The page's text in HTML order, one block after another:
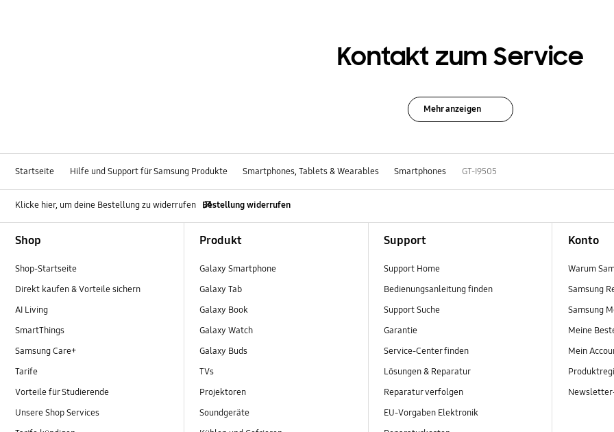
Kontakt zum Service
Mehr anzeigen
Startseite Hilfe und Support für Samsung Produkte Smartphones, Tablets & Wearables Smartphones GT-I9505
Klicke hier, um deine Bestellung zu widerrufen Bestellung widerrufen
Shop
Shop-Startseite
Direkt kaufen & Vorteile sichern
AI Living
SmartThings
Samsung Care+
Tarife
Vorteile für Studierende
Unsere Shop Services
Produkt
Galaxy Smartphone
Galaxy Tab
Galaxy Book
Galaxy Watch
Galaxy Buds
TVs
Projektoren
Soundgeräte
Support
Support Home
Bedienungsanleitung finden
Support Suche
Garantie
Service-Center finden
Lösungen & Reparatur
Reparatur verfolgen
EU-Vorgaben Elektronik
Konto
Warum
Samsung
Samsung
Meine
Mein